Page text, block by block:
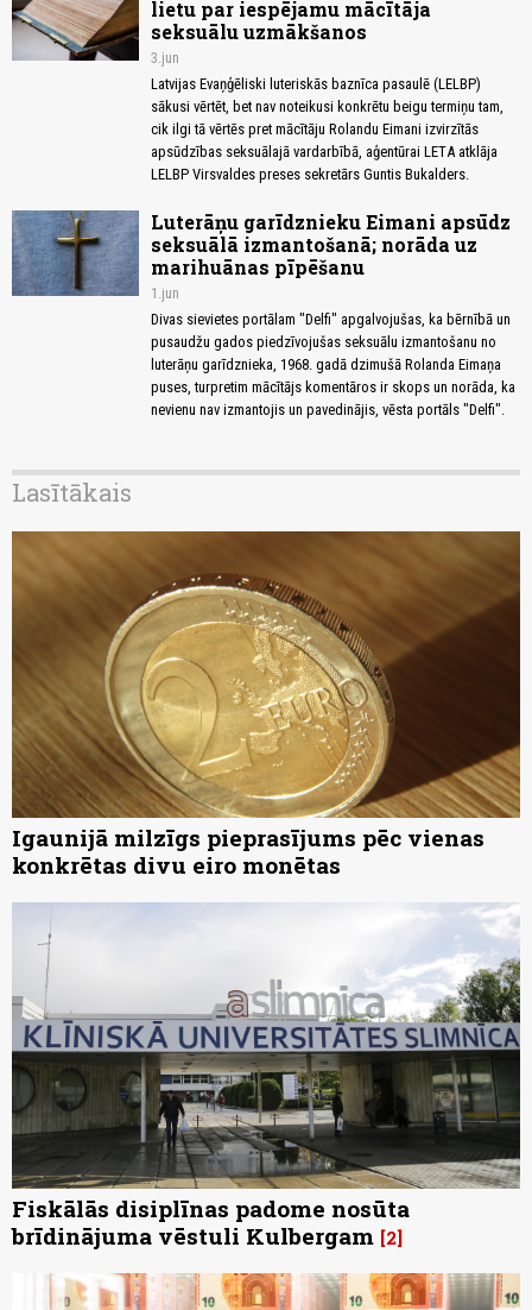
lietu par iespējamu mācītāja
seksuālu uzmākšanos
3.jun
Latvijas Evaņģēliski luteriskās baznīca pasaulē (LELBP)
sākusi vērtēt, bet nav noteikusi konkrētu beigu termiņu tam,
cik ilgi tā vērtēs pret mācītāju Rolandu Eimani izvirzītās
apsūdzības seksuālajā vardarbībā, aģentūrai LETA atklāja
LELBP Virsvaldes preses sekretārs Guntis Bukalders.
Luterāņu garīdznieku Eimani apsūdz
seksuālā izmantošanā; norāda uz
marihuānas pīpēšanu
1.jun
Divas sievietes portālam "Delfi" apgalvojušas, ka bērnībā un
pusaudžu gados piedzīvojušas seksuālu izmantošanu no
luterāņu garīdznieka, 1968. gadā dzimušā Rolanda Eimaņa
puses, turpretim mācītājs komentāros ir skops un norāda, ka
nevienu nav izmantojis un pavedinājis, vēsta portāls "Delfi".
Lasītākais
Igaunijā milzīgs pieprasījums pēc vienas
konkrētas divu eiro monētas
Fiskālās disiplīnas padome nosūta
brīdinājuma vēstuli Kulbergam 2